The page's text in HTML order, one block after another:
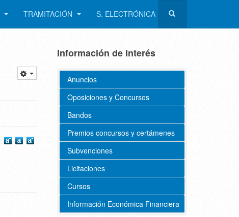
TRAMITACIÓN S. ELECTRÓNICA
Información de Interés
Anuncios
Oposiciones y Concursos
Bandos
Premios concursos y certámenes
Subvenciones
Licitaciones
Cursos
Información Económica Financiera